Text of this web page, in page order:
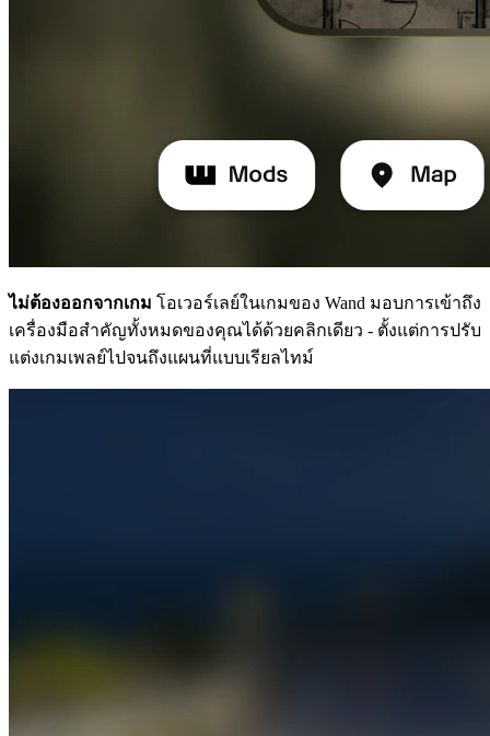
ไม่ต้องออกจากเกม โอเวอร์เลย์ในเกมของ Wand มอบการเข้าถึง
เครื่องมือสำคัญทั้งหมดของคุณได้ด้วยคลิกเดียว - ตั้งแต่การปรับ
แต่งเกมเพลย์ไปจนถึงแผนที่แบบเรียลไทม์